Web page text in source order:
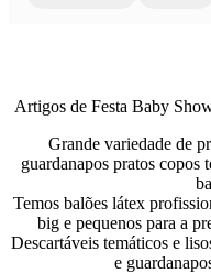
Artigos de Festa Baby
Grande variedade de
guardanapos pratos copos
Temos balões látex
big e pequenos para a
Descartáveis temáticos e
e